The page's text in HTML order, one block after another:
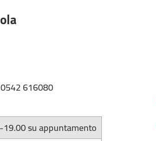
616080
su appuntamento